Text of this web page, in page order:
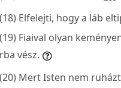
(18) Elfelejti, hogy a láb
(19) Fiaival olyan
vész.
(20) Mert Isten nem